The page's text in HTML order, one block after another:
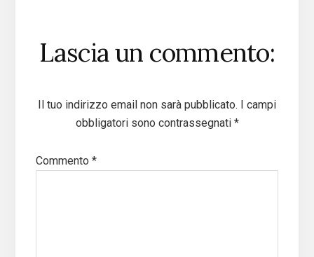
Lascia un commento:
Il tuo indirizzo email non sarà pubblicato. I campi
obbligatori sono contrassegnati *
Commento *